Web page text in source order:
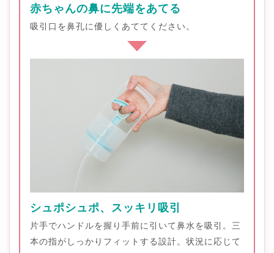
赤ちゃんの鼻に先端をあてる
吸引口を鼻孔に優しくあててください。
シュポシュポ、スッキリ吸引
片手でハンドルを握り手前に引いて鼻水を吸引。三
本の指がしっかりフィットする設計。状況に応じて